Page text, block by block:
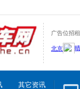
广告位招租
其它资讯